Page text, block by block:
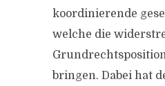
koordinierende
welche die
bringen. Dabei hat